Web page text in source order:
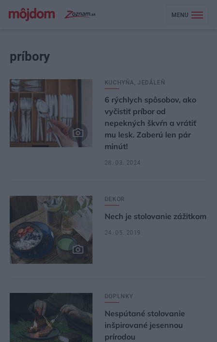
MENU
príbory
KUCHYŇA, JEDÁLEŇ
6 rýchlych spôsobov, ako
vyčistiť príbor od
nepekných škvŕn a vrátiť
mu lesk. Zaberú len pár
minút!
28. 03. 2024
DEKOR
Nech je stolovanie zážitkom
24. 05. 2019
DOPLNKY
Nespútané stolovanie
inšpirované jesennou
prírodou